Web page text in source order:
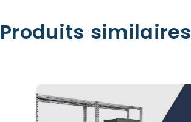
Produits similaires